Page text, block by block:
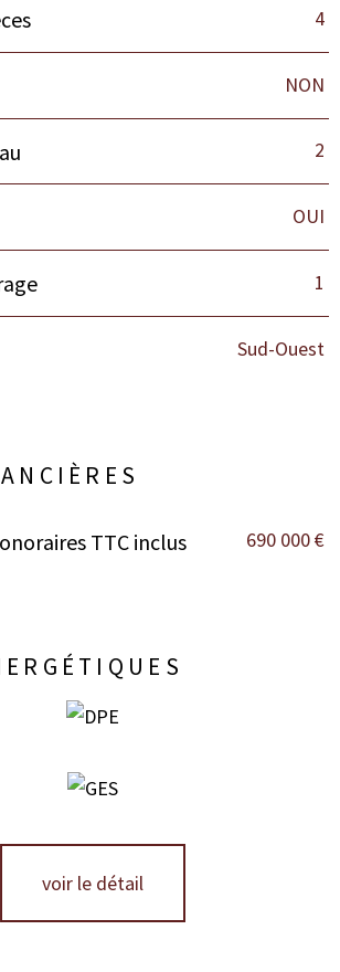
4
NON
2
OUI
1
Sud-Ouest
Valeurs TTC inclus 690 000 €
voir le détail